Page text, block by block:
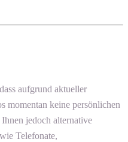
aufgrund aktueller
momentan keine persönlichen
jedoch alternative
Telefonate,